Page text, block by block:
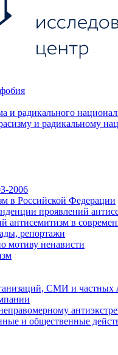
и радикального
и радикальному
2006
в Российской Федерации
проявлений
антисемитизм в
репортажи
мотиву ненависти
СМИ и частных
и общественные